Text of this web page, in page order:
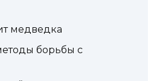
медведка
борьбы с